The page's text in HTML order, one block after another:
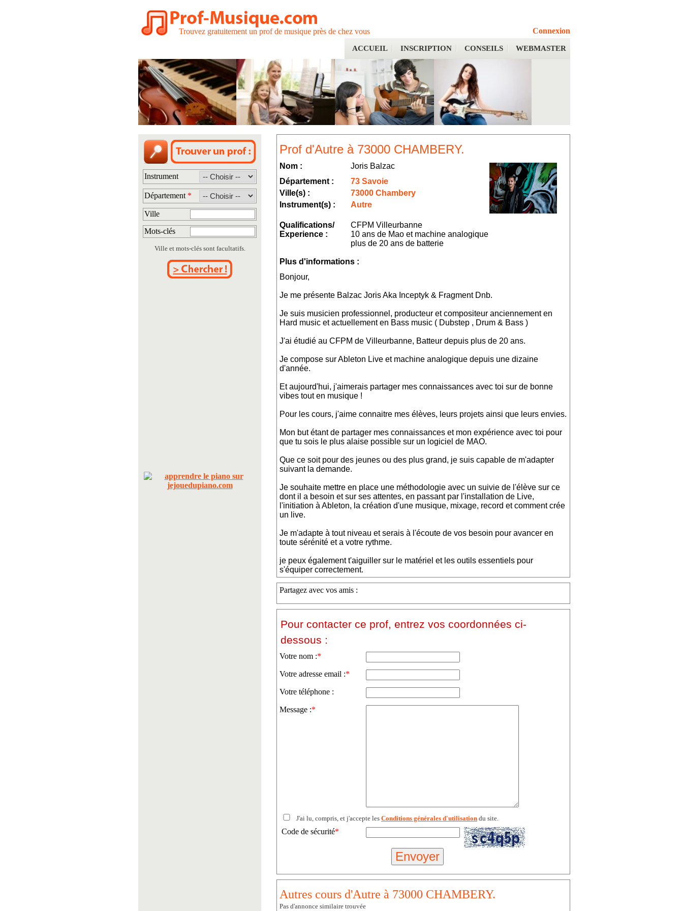
Trouvez gratuitement un prof de musique près de chez vous Connexion
ACCUEIL INSCRIPTION CONSEILS WEBMASTER
Instrument
Département *
Ville
Mots-clés
Ville et mots-clés sont facultatifs.
Prof d'Autre à 73000 CHAMBERY.
Nom :
Joris Balzac
Département :
73 Savoie
Ville(s) :
73000 Chambery
Instrument(s) :
Autre
Qualifications/
Experience :
CFPM Villeurbanne
10 ans de Mao et machine analogique
plus de 20 ans de batterie
Plus d'informations :
Bonjour,
Je me présente Balzac Joris Aka Inceptyk & Fragment Dnb.
Je suis musicien professionnel, producteur et compositeur anciennement en
Hard music et actuellement en Bass music ( Dubstep , Drum & Bass )
J'ai étudié au CFPM de Villeurbanne, Batteur depuis plus de 20 ans.
Je compose sur Ableton Live et machine analogique depuis une dizaine
d'année.
Et aujourd'hui, j'aimerais partager mes connaissances avec toi sur de bonne
vibes tout en musique !
Pour les cours, j'aime connaitre mes élèves, leurs projets ainsi que leurs envies.
Mon but étant de partager mes connaissances et mon expérience avec toi pour
que tu sois le plus alaise possible sur un logiciel de MAO.
Que ce soit pour des jeunes ou des plus grand, je suis capable de m'adapter
suivant la demande.
Je souhaite mettre en place une méthodologie avec un suivie de l'élève sur ce
dont il a besoin et sur ses attentes, en passant par l'installation de Live,
l'initiation à Ableton, la création d'une musique, mixage, record et comment crée
un live.
Je m'adapte à tout niveau et serais à l'écoute de vos besoin pour avancer en
toute sérénité et a votre rythme.
je peux également t'aiguiller sur le matériel et les outils essentiels pour
s'équiper correctement.
Partagez avec vos amis :
Pour contacter ce prof, entrez vos coordonnées ci-
dessous :
Votre nom :*
Votre adresse email :*
Votre téléphone :
Message :*
J'ai lu, compris, et j'accepte les Conditions générales d'utilisation du site.
Code de sécurité*
Autres cours d'Autre à 73000 CHAMBERY.
Pas d'annonce similaire trouvée